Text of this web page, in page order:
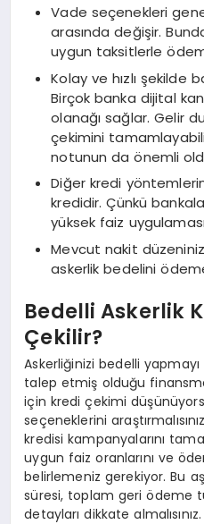
Vade seçenekleri
arasında değişir.
uygun taksitlerle
Kolay ve hızlı şekilde
Birçok banka dijital
olanağı sağlar. Gelir
çekimini
notunun da önemli
Diğer kredi
kredidir. Çünkü
yüksek faiz
Mevcut nakit
askerlik bedelini
Bedelli Askerlik
Çekilir?
Askerliğinizi bedelli
talep etmiş olduğu
için kredi çekimi
seçeneklerini
kredisi kampanyalarını
uygun faiz oranlarını ve
belirlemeniz gerekiyor. Bu
süresi, toplam geri ödeme
detayları dikkate almalısınız.